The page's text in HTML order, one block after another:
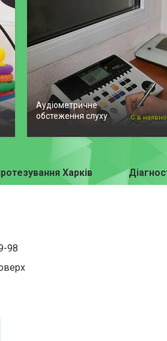
Аудіометричне
обстеження слуху
Є в
Харків
98